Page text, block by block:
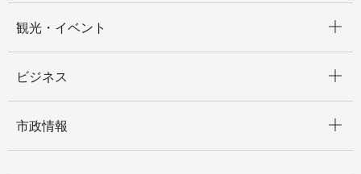
観光・イベント
ビジネス
市政情報